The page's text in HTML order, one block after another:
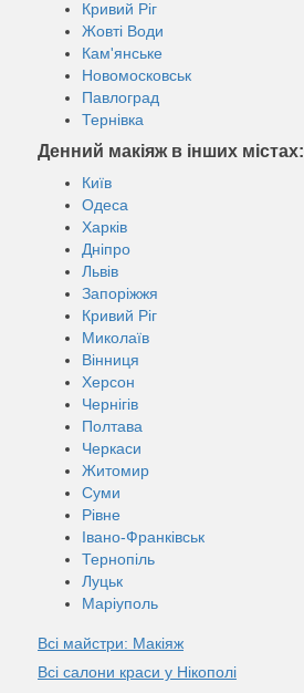
Кривий Ріг
Жовті Води
Кам'янське
Новомосковськ
Павлоград
Тернівка
Денний макіяж в інших містах:
Київ
Одеса
Харків
Дніпро
Львів
Запоріжжя
Кривий Ріг
Миколаїв
Вінниця
Херсон
Чернігів
Полтава
Черкаси
Житомир
Суми
Рівне
Івано-Франківськ
Тернопіль
Луцьк
Маріуполь
Всі майстри: Макіяж
Всі салони краси у Нікополі